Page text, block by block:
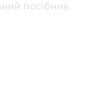
посібник